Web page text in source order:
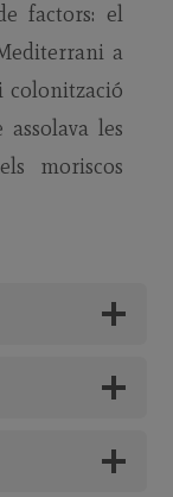
factors: el
a
colonització
les
moriscos